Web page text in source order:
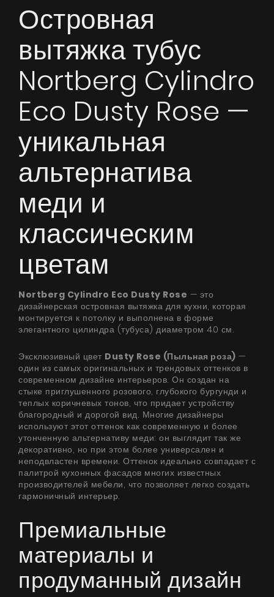
Островная
вытяжка тубус
Nortberg Cylindro
Eco Dusty Rose —
уникальная
альтернатива
меди и
классическим
цветам
Nortberg Cylindro Eco Dusty Rose — это
дизайнерская островная вытяжка для кухни, которая
монтируется к потолку и выполнена в форме
элегантного цилиндра (тубуса) диаметром 40 см.
Эксклюзивный цвет Dusty Rose (Пыльная роза) —
один из самых оригинальных и трендовых оттенков в
современном дизайне интерьеров. Он создан на
стыке приглушенного розового, глубокого бургунди и
теплых коричневых тонов, что придает устройству
благородный и дорогой вид. Многие дизайнеры
используют этот оттенок как современную и более
утонченную альтернативу меди: он выглядит так же
декоративно, но при этом более универсален и
неподвластен времени. Оттенок идеально совпадает с
палитрой кухонных фасадов многих известных
производителей мебели, что позволяет легко создать
гармоничный интерьер.
Премиальные
материалы и
продуманный дизайн